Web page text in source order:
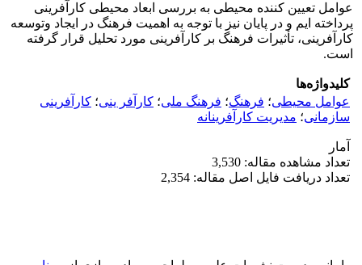
عوامل تعیین کننده محیطی به بررسی ابعاد محیطی کارآفرینی
پرداخته ایم و در پایان نیز با توجه به اهمیت فرهنگ در ایجاد وتوسعه
کارآفرینی، تأثیرات فرهنگ بر کارآفرینی مورد تحلیل قرار گرفته
است.
کلیدواژه‌ها
عوامل محیطی؛ فرهنگ؛ فرهنگ ملی؛ کارآفر ینی؛ کارآفرینی
سازمانی؛ مدیریت کارآفرینانه
آمار
تعداد مشاهده مقاله: 3,530
تعداد دریافت فایل اصل مقاله: 2,354